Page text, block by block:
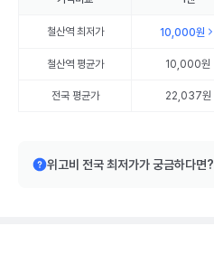
철산역최저가 10,000원
철산역평균가 10,000원
전국 평균가 22,037원
위고비 전국 최저가가 궁금하다면?